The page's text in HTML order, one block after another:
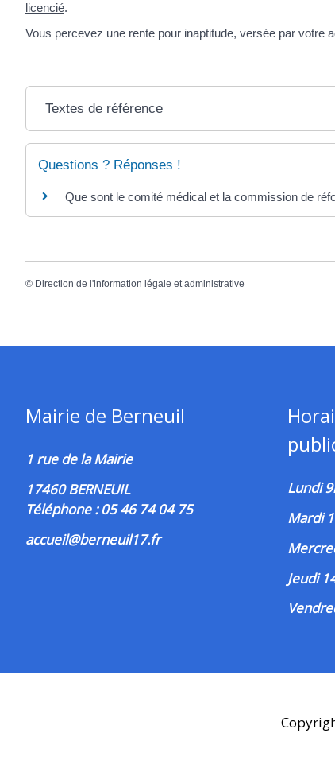
licencié.
Vous percevez une rente pour inaptitude, versée par votre
Textes de référence
Questions ? Réponses !
Que sont le comité médical et la commission de
© Direction de l'information légale et administrative
Mairie de Berneuil
1 rue de la Mairie
17460 BERNEUIL
Téléphone : 05 46 74 04 75
accueil@berneuil17.fr
Lundi
Mardi
Jeudi